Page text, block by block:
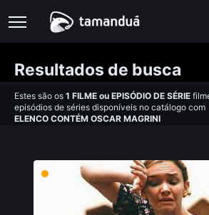
Resultados de busca
Estes são os 1 FILME ou EPISÓDIO DE SÉRIE
episódios de séries disponíveis no catálogo com
ELENCO CONTÉM OSCAR MAGRINI